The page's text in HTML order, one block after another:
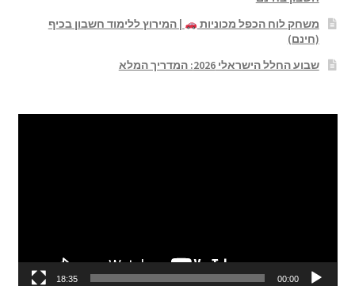
משחק לוח הכפל מכוניות
| המירוץ ללימוד חשבון בכיף
(חינם)
שבוע החלל הישראלי 2026: המדריך המלא
00:00
18:35